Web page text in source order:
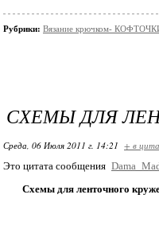
Рубрики: Вязание крючком-
СХЕМЫ ДЛЯ
Среда, 06 Июля 2011 г. 14:21 + в
Это цитата сообщения
Схемы для ленточного